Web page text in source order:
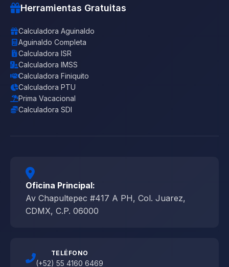
Herramientas Gratuitas
Calculadora Aguinaldo
Aguinaldo Completa
Calculadora ISR
Calculadora IMSS
Calculadora Finiquito
Calculadora PTU
Prima Vacacional
Calculadora SDI
Oficina Principal:
Av Chapultepec #417 A PH, Col. Juarez,
CDMX, C.P. 06000
TELÉFONO
(+52) 55 4160 6469